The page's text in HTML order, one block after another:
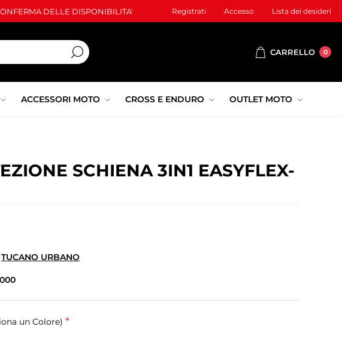
DELLE DISPONIBILITA' Registrati Accesso Lista dei desideri
CARRELLO 0
ACCESSORI MOTO CROSS E ENDURO OUTLET MOTO
SCHIENA 3IN1 EASYFLEX-
TUCANO URBANO
un Colore) *